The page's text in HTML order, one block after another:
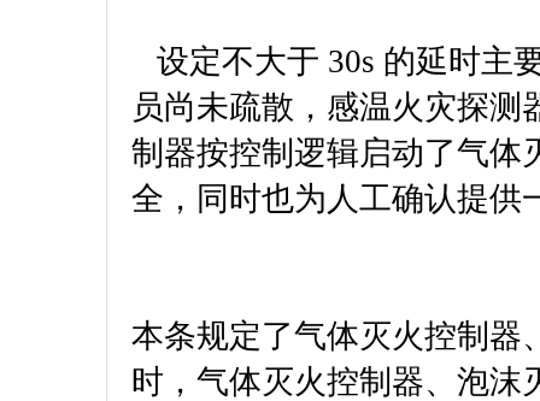
设定不大于 30s 的延时主
员尚未疏散，感温火灾探
制器按控制逻辑启动了气体
全，同时也为人工确认提供
本条规定了气体灭火控制器
时，气体灭火控制器、泡沫